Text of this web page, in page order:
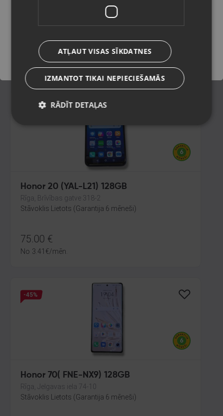
Stāvoklis Ilgstoši lietots (Garantija 14 dienas)
105.00 €
4.77€/mēn.
Honor 20 (YAL-L21) 128GB
Rīga, Brīvības gatve 318-2
Stāvoklis Lietots (Garantija 6 mēneši)
75.00 €
No 3.41 €/mēn.
-45%
Honor 70( FNE-NX9) 128GB
Rīga, Jelgavas iela 74-10
Stāvoklis Lietots (Garantija 6 mēneši)
Saglabāt
ATĻAUT VISAS SĪKDATNES
IZMANTOT TIKAI NEPIECIEŠAMĀS
RĀDĪT DETAĻAS